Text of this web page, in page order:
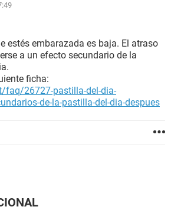
estés embarazada es baja. El atraso
a un efecto secundario de la
ficha:
faq/26727-pastilla-del-dia-
de-la-pastilla-del-dia-despues